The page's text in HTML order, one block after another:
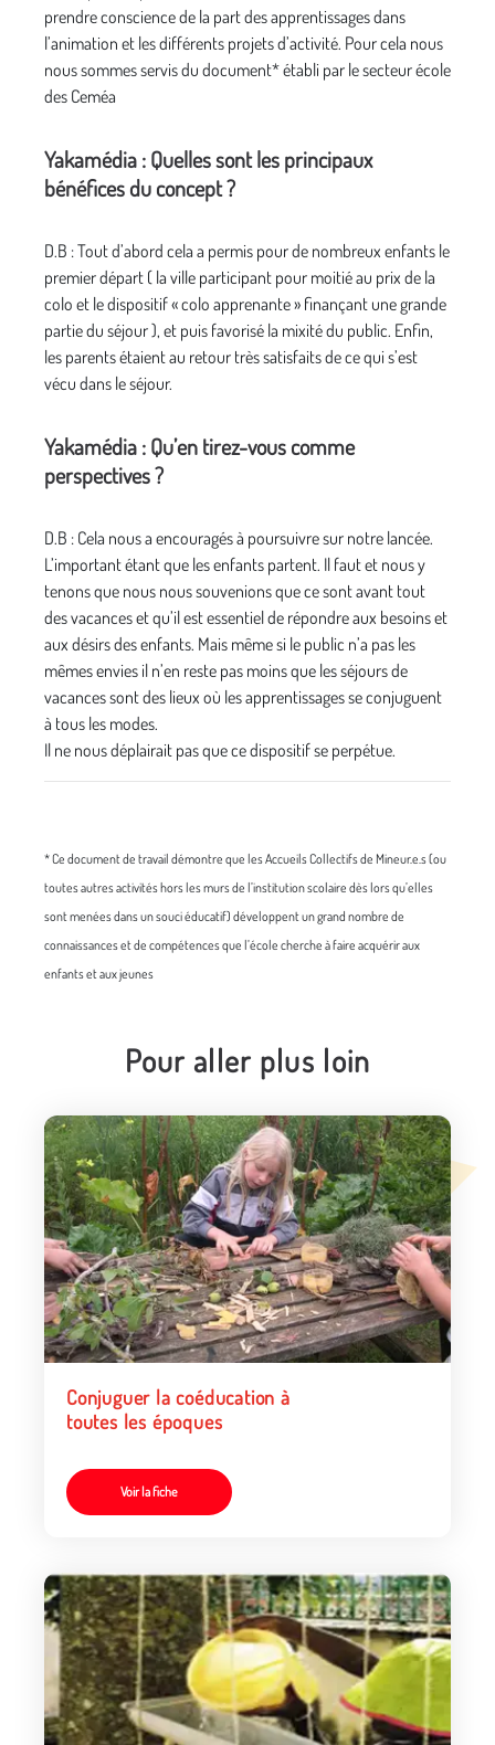
prendre conscience de la part des apprentissages dans
l’animation et les différents projets d’activité. Pour cela nous
nous sommes servis du document* établi par le secteur école
des Ceméa
Yakamédia : Quelles sont les principaux
bénéfices du concept ?
D.B : Tout d’abord cela a permis pour de nombreux enfants le
premier départ ( la ville participant pour moitié au prix de la
colo et le dispositif « colo apprenante » finançant une grande
partie du séjour ), et puis favorisé la mixité du public. Enfin,
les parents étaient au retour très satisfaits de ce qui s’est
vécu dans le séjour.
Yakamédia : Qu’en tirez-vous comme
perspectives ?
D.B : Cela nous a encouragés à poursuivre sur notre lancée.
L’important étant que les enfants partent. Il faut et nous y
tenons que nous nous souvenions que ce sont avant tout
des vacances et qu’il est essentiel de répondre aux besoins et
aux désirs des enfants. Mais même si le public n’a pas les
mêmes envies il n’en reste pas moins que les séjours de
vacances sont des lieux où les apprentissages se conjuguent
à tous les modes.
Il ne nous déplairait pas que ce dispositif se perpétue.
* Ce document de travail démontre que les Accueils Collectifs de Mineur.e.s (ou
toutes autres activités hors les murs de l’institution scolaire dès lors qu’elles
sont menées dans un souci éducatif) développent un grand nombre de
connaissances et de compétences que l’école cherche à faire acquérir aux
enfants et aux jeunes
Pour aller plus loin
Conjuguer la coéducation à
toutes les époques
Voir la fiche